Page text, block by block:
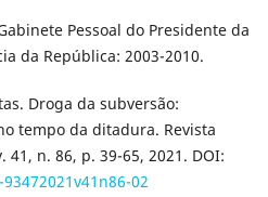
Pessoal do Presidente da
da República: 2003-2010.
Droga da subversão:
tempo da ditadura. Revista
n. 86, p. 39-65, 2021. DOI:
02